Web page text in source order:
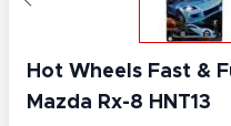
Hot Wheels Fast &
Mazda Rx-8 HNT13